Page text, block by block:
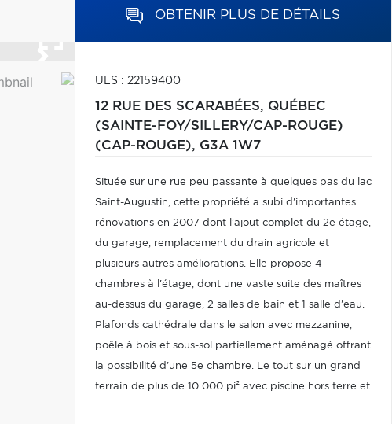
OBTENIR PLUS DE DÉTAILS
ULS : 22159400
12 RUE DES SCARABÉES, QUÉBEC
(SAINTE-FOY/SILLERY/CAP-ROUGE)
(CAP-ROUGE), G3A 1W7
Située sur une rue peu passante à quelques pas du lac
Saint-Augustin, cette propriété a subi d'importantes
rénovations en 2007 dont l'ajout complet du 2e étage,
du garage, remplacement du drain agricole et
plusieurs autres améliorations. Elle propose 4
chambres à l'étage, dont une vaste suite des maîtres
au-dessus du garage, 2 salles de bain et 1 salle d'eau.
Plafonds cathédrale dans le salon avec mezzanine,
poêle à bois et sous-sol partiellement aménagé offrant
la possibilité d'une 5e chambre. Le tout sur un grand
terrain de plus de 10 000 pi² avec piscine hors terre et